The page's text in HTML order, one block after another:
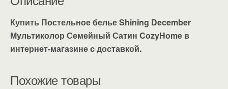
Купить Постельное белье Shining December
Мультиколор Семейный Сатин CozyHome в
интернет-магазине с доставкой.
Похожие товары